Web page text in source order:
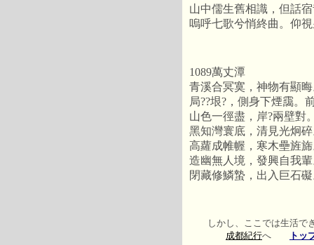
山中儒生舊相識，但話
嗚呼七歌兮悄終曲。仰
1089萬丈潭
青溪合冥寞，神物有顯
局??垠?，側身下煙靄。
山色一徑盡，岸?兩壁對
黑知灣寰底，清見光炯
高蘿成帷幄，寒木壘旌
造幽無人境，發興自我
閉藏修鱗蟄，出入巨石
しかし、ここでは生活でき
成都紀行へ トッ